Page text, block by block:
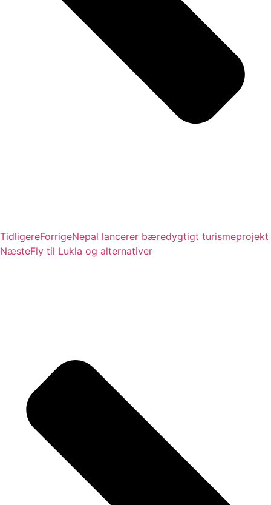
TidligereForrigeNepal lancerer bæredygtigt turismeprojekt
NæsteFly til Lukla og alternativer